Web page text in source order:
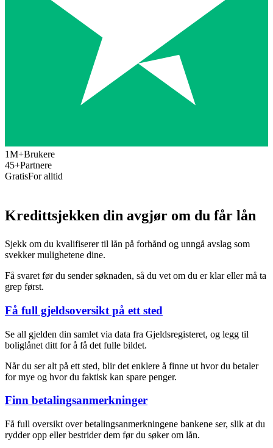
1M+Brukere
45+Partnere
GratisFor alltid
Kredittsjekken din avgjør om du får lån
Sjekk om du kvalifiserer til lån på forhånd og unngå avslag som
svekker mulighetene dine.
Få svaret før du sender søknaden, så du vet om du er klar eller må ta
grep først.
Få full gjeldsoversikt på ett sted
Se all gjelden din samlet via data fra Gjeldsregisteret, og legg til
boliglånet ditt for å få det fulle bildet.
Når du ser alt på ett sted, blir det enklere å finne ut hvor du betaler
for mye og hvor du faktisk kan spare penger.
Finn betalingsanmerkninger
Få full oversikt over betalingsanmerkningene bankene ser, slik at du
rydder opp eller bestrider dem før du søker om lån.